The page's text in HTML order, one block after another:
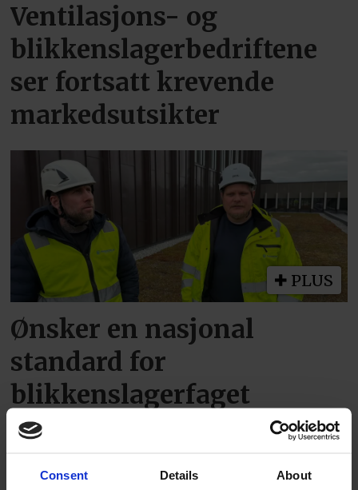
Consent Details About
Ventilasjons- og
blikkenslagerbedriftene
ser fortsatt krevende
markedsutsikter
PLUS
Ønsker en nasjonal
standard for
blikkenslagerfaget
Minneord for Arne Olsen